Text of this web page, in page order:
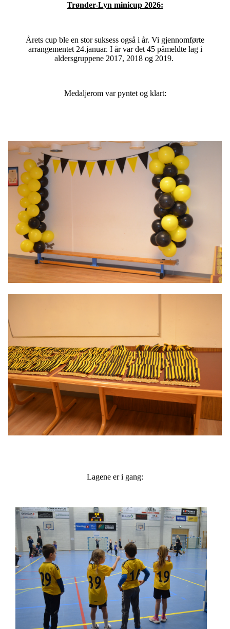
Trønder-Lyn minicup 2026:
Årets cup ble en stor suksess også i år. Vi gjennomførte
arrangementet 24.januar. I år var det 45 påmeldte lag i
aldersgruppene 2017, 2018 og 2019.
Medaljerom var pyntet og klart:
Lagene er i gang: